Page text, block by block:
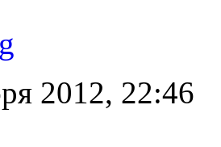
2012, 22:46